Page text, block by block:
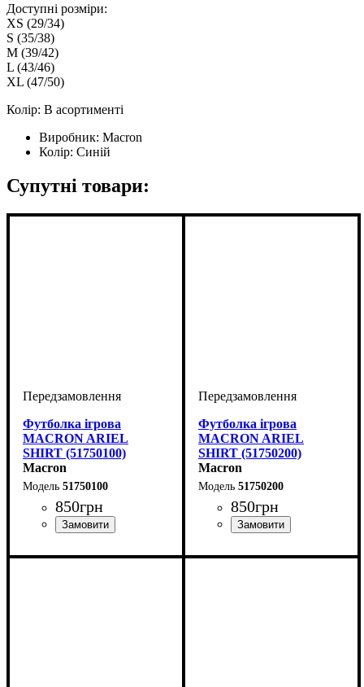
Доступні розміри:
XS (29/34)
S (35/38)
M (39/42)
L (43/46)
XL (47/50)
Колір: В асортименті
Виробник: Macron
Колір: Синій
Супутні товари:
Футболка ігрова
MACRON ARIEL
SHIRT (51750100)
Macron
51750100
850грн
Футболка ігрова
MACRON ARIEL
SHIRT (51750200)
Macron
51750200
850грн